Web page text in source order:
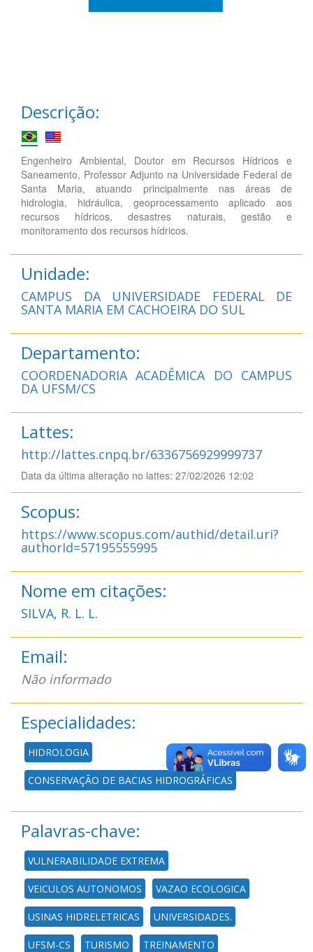
Descrição:
Engenheiro Ambiental, Doutor em Recursos Hídricos e
Saneamento, Professor Adjunto na Universidade Federal de
Santa Maria, atuando principalmente nas áreas de
hidrologia, hidráulica, geoprocessamento aplicado aos
recursos hídricos, desastres naturais, gestão e
monitoramento dos recursos hídricos.
Unidade:
CAMPUS DA UNIVERSIDADE FEDERAL DE
SANTA MARIA EM CACHOEIRA DO SUL
Departamento:
COORDENADORIA ACADÊMICA DO CAMPUS
DA UFSM/CS
Lattes:
http://lattes.cnpq.br/6336756929999737
Data da última alteração no lattes: 27/02/2026 12:02
Scopus:
https://www.scopus.com/authid/detail.uri?
authorId=57195555995
Nome em citações:
SILVA, R. L. L.
Email:
Não informado
Especialidades:
HIDROLOGIA
CONSERVAÇÃO DE BACIAS HIDROGRÁFICAS
Palavras-chave:
VULNERABILIDADE EXTREMA
VEICULOS AUTONOMOS VAZAO ECOLOGICA
USINAS HIDRELETRICAS UNIVERSIDADES.
UFSM-CS TURISMO TREINAMENTO